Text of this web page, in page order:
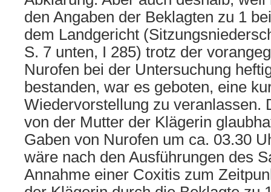
den Angaben der Beklagten zu 1
dem Landgericht
S. 7 unten, I 285) trotz der
Nurofen bei der Untersuchung
bestanden, war es geboten, eine
Wiedervorstellung zu veranlassen.
von der Mutter der Klägerin
Gaben von Nurofen um ca. 03.30
wäre nach den Ausführungen des
Annahme einer Coxitis zum